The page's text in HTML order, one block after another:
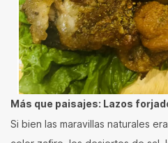
Más que paisajes: Lazos
Si bien las maravillas naturales